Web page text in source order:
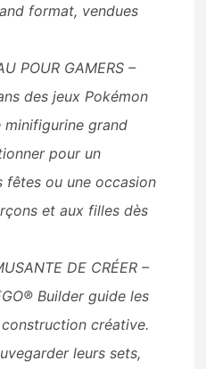
format, vendues
POUR GAMERS –
des jeux Pokémon
grand
pour un
fêtes ou une occasion
et aux filles dès
DE CRÉER –
Builder guide les
créative.
leurs sets,